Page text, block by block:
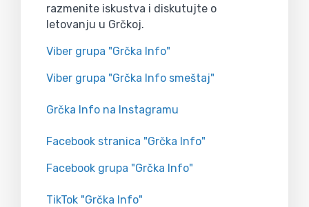
razmenite iskustva i diskutujte o
letovanju u Grčkoj.
Viber grupa "Grčka Info"
Viber grupa "Grčka Info smeštaj"
Grčka Info na Instagramu
Facebook stranica "Grčka Info"
Facebook grupa "Grčka Info"
TikTok "Grčka Info"